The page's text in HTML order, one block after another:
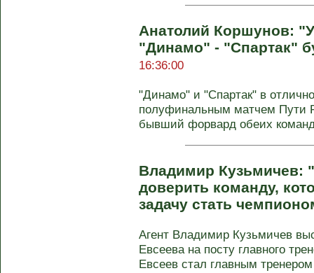
Анатолий Коршунов:
"Динамо" - "Спартак"
16:36:00
"Динамо" и "Спартак" в
полуфинальным матчем Пути
бывший форвард обеих
Владимир Кузьмичев:
доверить команду,
задачу стать
Агент Владимир Кузьмичев
Евсеева на посту главного
Евсеев стал главным